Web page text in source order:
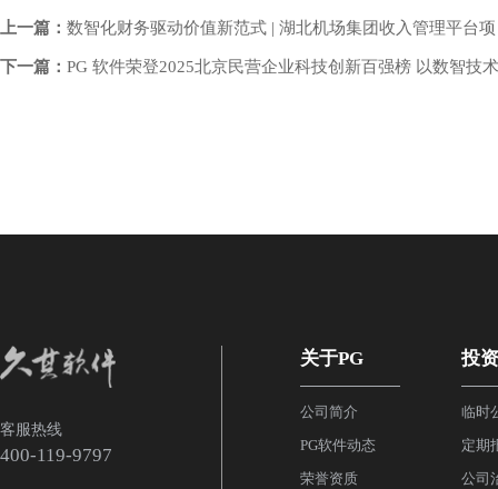
上一篇： 数智化财务驱动价值新范式 | 湖北机场集团收入管理平台
下一篇： PG 软件荣登2025北京民营企业科技创新百强榜 以数智技
客服热线
400-119-9797
关于PG
公司简介
PG软件动态
荣誉资质
投
临时
定期
公司